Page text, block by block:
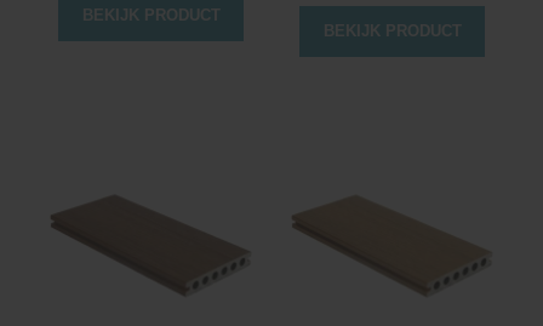
BEKIJK PRODUCT
BEKIJK PRODUCT